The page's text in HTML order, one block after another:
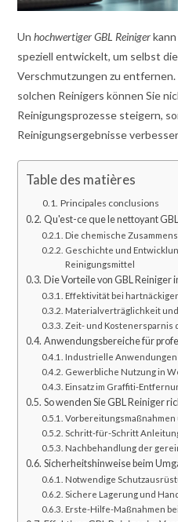
Unhochwertiger GBL Reiniger
speziell entwickelt, um selbst
Verschmutzungen zu entfernen.
solchen Reinigers können Sie
Reinigungsprozesse steigern,
Reinigungsergebnisse
Table des matières
Principales conclusions
Qu'est-ce que le nettoyant
Die chemische
Geschichte und
Reinigungsmittel
Die Vorteile von GBL Reiniger
Effektivität bei
Materialverträglichkeit
Zeit- und Kostenersparnis
Anwendungsbereiche für
Industrielle Anwendungen
Gewerbliche Nutzung in
Einsatz im Graffiti-
So wenden Sie GBL Reiniger
Schritt-für-Schritt
Nachbehandlung der
Sicherheitshinweise beim
Notwendige
Sichere Lagerung und
Erste-Hilfe-Maßnahmen